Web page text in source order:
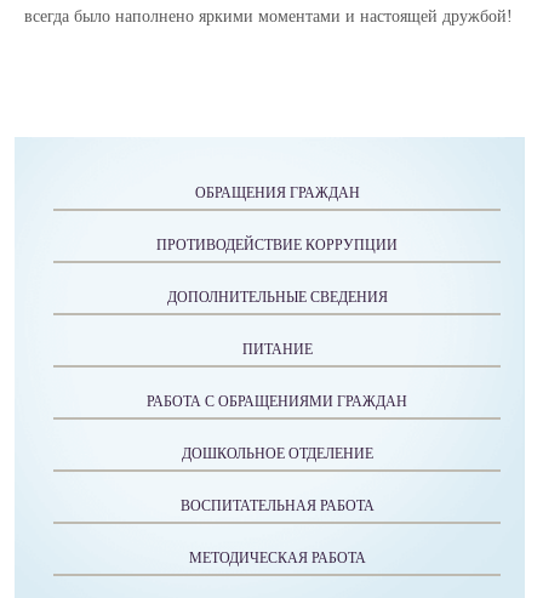
всегда было наполнено яркими моментами и настоящей дружбой!
ОБРАЩЕНИЯ ГРАЖДАН
ПРОТИВОДЕЙСТВИЕ КОРРУПЦИИ
ДОПОЛНИТЕЛЬНЫЕ СВЕДЕНИЯ
ПИТАНИЕ
РАБОТА С ОБРАЩЕНИЯМИ ГРАЖДАН
ДОШКОЛЬНОЕ ОТДЕЛЕНИЕ
ВОСПИТАТЕЛЬНАЯ РАБОТА
МЕТОДИЧЕСКАЯ РАБОТА